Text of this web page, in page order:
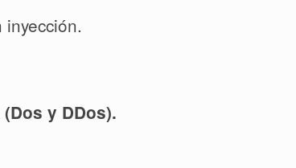
inyección.
y DDos).